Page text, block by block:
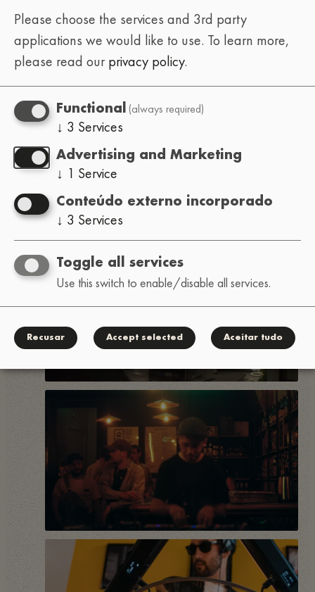
Please choose the services and 3rd party
applications we would like to use. To learn more,
please read our privacy policy.
Functional (always required)
↓ 3 Services
Advertising and Marketing
↓ 1 Service
Conteúdo externo incorporado
↓ 3 Services
Toggle all services
Use this switch to enable/disable all services.
Recusar Accept selected Aceitar tudo